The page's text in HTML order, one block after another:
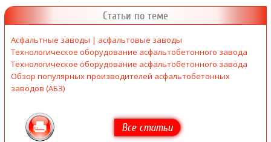
Статьи по теме
Асфальтные заводы | асфальтовые заводы
Технологическое оборудование асфальтобетонного завода
Технологическое оборудование асфальтобетонного завода
Обзор популярных производителей асфальтобетонных
заводов (АБЗ)
Все статьи